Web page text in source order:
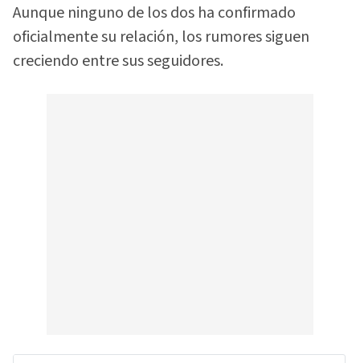
Aunque ninguno de los dos ha confirmado
oficialmente su relación, los rumores siguen
creciendo entre sus seguidores.